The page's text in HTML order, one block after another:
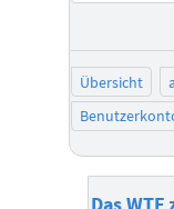
Übersicht